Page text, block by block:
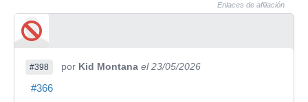
Enlaces de afiliación
#398 por Kid Montana el 23/05/2026
#366